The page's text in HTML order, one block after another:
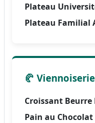
Plateau
Plateau Familial
🥐
Croissant Beurre
Pain au Chocolat